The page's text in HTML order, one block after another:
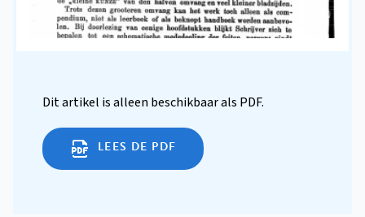
Dit artikel is alleen beschikbaar als PDF.
LEES DE PDF